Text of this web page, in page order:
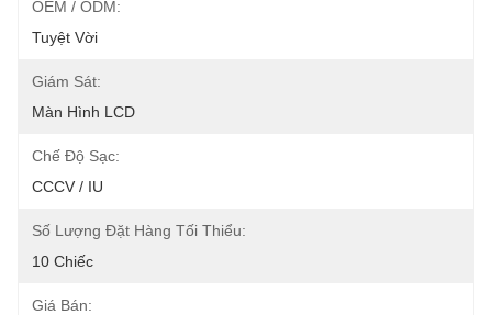
OEM / ODM:
Tuyệt Vời
Giám Sát:
Màn Hình LCD
Chế Độ Sạc:
CCCV / IU
Số Lượng Đặt Hàng Tối Thiểu:
10 Chiếc
Giá Bán: